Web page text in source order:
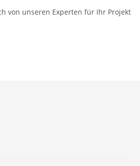
von unseren Experten für Ihr Projekt